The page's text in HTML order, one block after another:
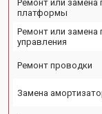
Ремонт или замена
платформы
Ремонт или замена
управления
Ремонт проводки
Замена